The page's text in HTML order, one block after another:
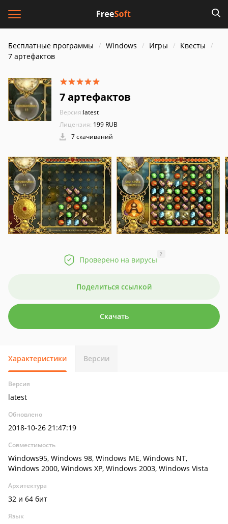
Бесплатные программы Windows Игры
Квесты
7 артефактов
7 артефактов
Версия:latest
Лицензия: 199 RUB
7 скачиваний
Проверено на вирусы
?
Поделиться ссылкой
Скачать
Характеристики Версии
Версия
latest
Обновлено
2018-10-26 21:47:19
Совместимость
Windows95, Windows 98, Windows ME, Windows NT,
Windows 2000, Windows XP, Windows 2003, Windows Vista
Архитектура
32 и 64 бит
Язык